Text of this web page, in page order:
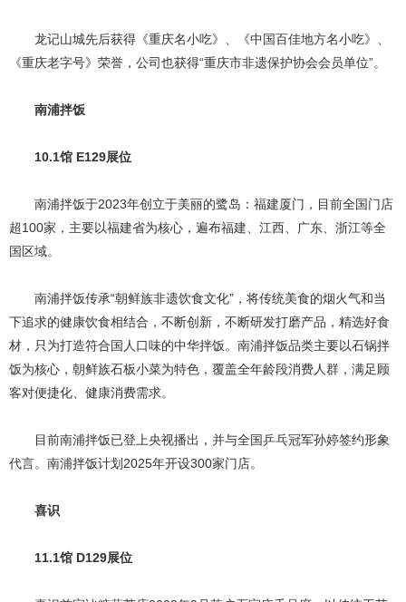
龙记山城先后获得《重庆名小吃》、《中国百佳地方名小吃》、
《重庆老字号》荣誉，公司也获得“重庆市非遗保护协会会员单位”。
南浦拌饭
10.1馆 E129展位
南浦拌饭于2023年创立于美丽的鹭岛：福建厦门，目前全国门店
超100家，主要以福建省为核心，遍布福建、江西、广东、浙江等全
国区域。
南浦拌饭传承“朝鲜族非遗饮食文化”，将传统美食的烟火气和当
下追求的健康饮食相结合，不断创新，不断研发打磨产品，精选好食
材，只为打造符合国人口味的中华拌饭。南浦拌饭品类主要以石锅拌
饭为核心，朝鲜族石板小菜为特色，覆盖全年龄段消费人群，满足顾
客对便捷化、健康消费需求。
目前南浦拌饭已登上央视播出，并与全国乒乓冠军孙婷签约形象
代言。南浦拌饭计划2025年开设300家门店。
喜识
11.1馆 D129展位